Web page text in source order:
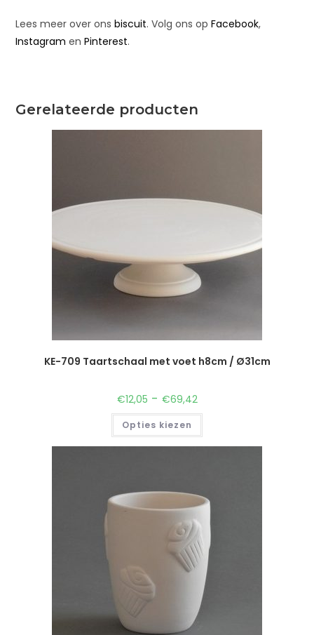
Lees meer over onsbiscuit. Volg ons opFacebook,
Instagram enPinterest.
Gerelateerde producten
KE-709 Taartschaal met voet h8cm / Ø31cm
€12,05 - €69,42
Opties kiezen